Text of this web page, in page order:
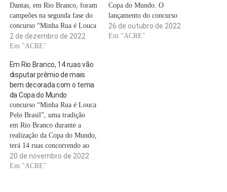
Dantas, em Rio Branco, foram
campeões na segunda fase do
concurso “Minha Rua é Louca
Pelo Brasil”, uma tradição em
Rio Branco durante a Copa do
jurados avaliaram adequação
da decoração ao tema copa,
criatividade e originalidade,…
2 de dezembro de 2022
Em "ACRE"
Copa do Mundo. O
lançamento do concurso
“Minha Rua é Louca Pelo
Brasil” ocorreu nesta terça-
26 de outubro de 2022
Em "ACRE"
Em Rio Branco, 14 ruas vão
disputar prêmio de mais
bem decorada com o tema
da Copa do Mundo
concurso “Minha Rua é Louca
Pelo Brasil”, uma tradição
em Rio Branco durante a
realização da Copa do Mundo,
terá 14 ruas concorrendo ao
prêmio de melhor decoração.
As visitas para o julgamento
20 de novembro de 2022
Em "ACRE"